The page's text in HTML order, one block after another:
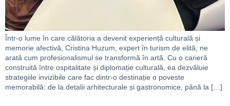
Într-o lume în care călătoria a devenit experiență culturală și
memorie afectivă, Cristina Huzum, expert în turism de elită, ne
arată cum profesionalismul se transformă în artă. Cu o carieră
construită între ospitalitate și diplomație culturală, ea dezvăluie
strategiile invizibile care fac dintr-o destinație o poveste
memorabilă: de la detalii arhitecturale și gastronomice, până la […]